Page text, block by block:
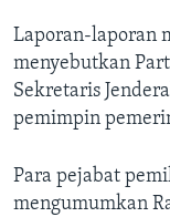
Laporan-laporan
menyebutkan
Sekretaris
pemimpin
Para pejabat
mengumumkan